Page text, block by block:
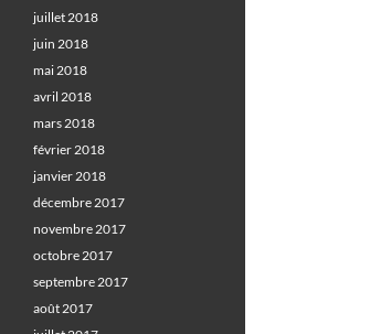
juillet 2018
juin 2018
mai 2018
avril 2018
mars 2018
février 2018
janvier 2018
décembre 2017
novembre 2017
octobre 2017
septembre 2017
août 2017